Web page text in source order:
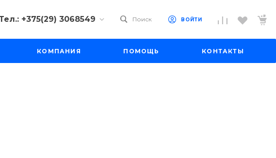
+375(29) 3068549
Минск, Пр-д
Поиск ВОЙТИ
КОМПАНИЯ ПОМОЩЬ КОНТАКТЫ